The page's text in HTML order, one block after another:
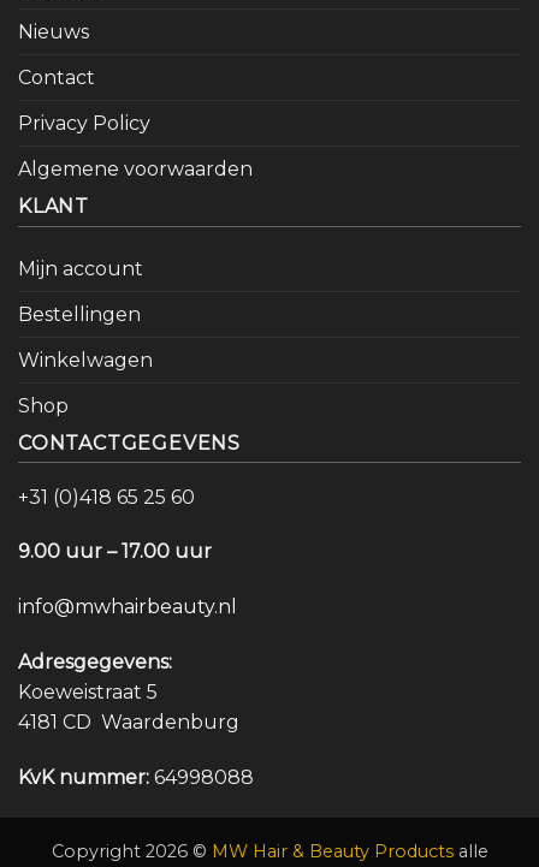
Nieuws
Contact
Privacy Policy
Algemene voorwaarden
KLANT
Mijn account
Bestellingen
Winkelwagen
Shop
CONTACTGEGEVENS
+31 (0)418 65 25 60
9.00 uur – 17.00 uur
info@mwhairbeauty.nl
Adresgegevens:
Koeweistraat 5
4181 CD Waardenburg
KvK nummer: 64998088
Copyright 2026 © MW Hair & Beauty Productsalle